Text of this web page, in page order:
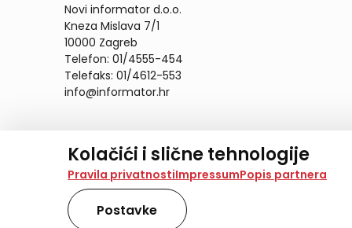
Kolačići i slične tehnologije
Na našoj web stranici koristimo kolačiće i slične
analiziramo promet na stranici te prikazujemo
također koriste ove tehnologije.
Odabirom opcije „Samo nužno“ prihvaćate samo
Pravila privatnostiImpressumPopis partnera
Postavke
Novi informator d.o.o.
Kneza Mislava 7/1
10000 Zagreb
Telefon: 01/4555-454
Telefaks: 01/4612-553
info@informator.hr